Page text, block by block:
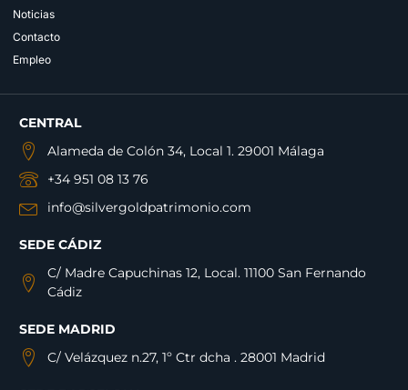
Noticias
Contacto
Empleo
CENTRAL
Alameda de Colón 34, Local 1. 29001 Málaga
+34 951 08 13 76
info@silvergoldpatrimonio.com
SEDE CÁDIZ
C/ Madre Capuchinas 12, Local. 11100 San Fernando
Cádiz
SEDE MADRID
C/ Velázquez n.27, 1º Ctr dcha . 28001 Madrid